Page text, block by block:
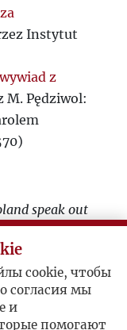
Instytut
wywiad z
M. Pędziwol:
speak out
1987.,
X–
cookie, чтобы
согласия мы
и
помогают